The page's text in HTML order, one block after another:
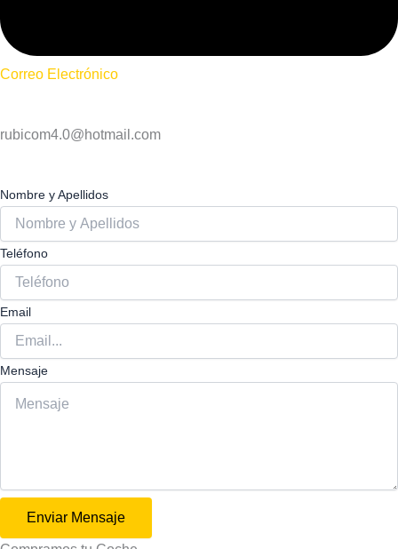
Correo Electrónico
rubicom4.0@hotmail.com
Nombre y Apellidos
Teléfono
Email
Mensaje
Enviar Mensaje